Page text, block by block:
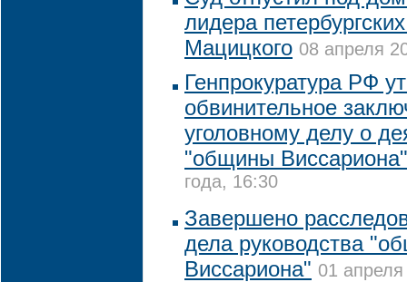
лидера
Мацицкого 08 апреля
Генпрокуратура РФ
обвинительное
уголовному делу о
"общины Виссариона"
года, 16:30
Завершено
дела руководства
Виссариона" 01